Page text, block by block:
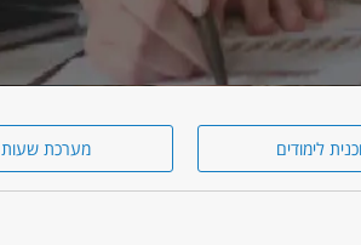
לימודים מערכת שעות